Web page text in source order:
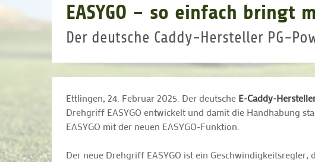
EASYGO – so einfach bringt
Der deutsche Caddy-Hersteller PG-
Ettlingen, 24. Februar 2025. Der deutsche E-Caddy-
Drehgriff EASYGO entwickelt und damit die Handhabung
EASYGO mit der neuen EASYGO-Funktion.
Der neue Drehgriff EASYGO ist ein